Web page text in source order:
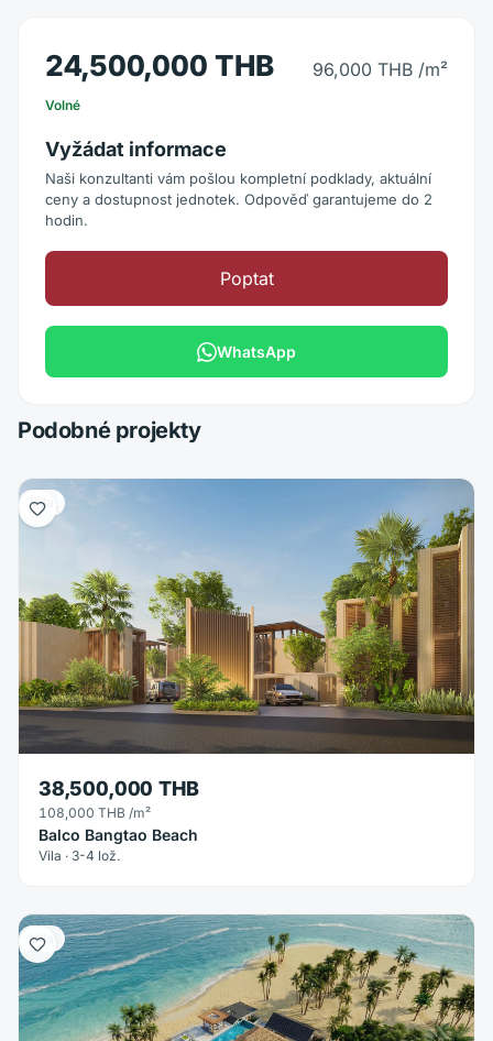
24,500,000 THB 96,000 THB /m²
Volné
Vyžádat informace
Naši konzultanti vám pošlou kompletní podklady, aktuální
ceny a dostupnost jednotek. Odpověď garantujeme do 2
hodin.
Poptat
WhatsApp
Podobné projekty
Vila
38,500,000 THB
108,000 THB /m²
Balco Bangtao Beach
Vila · 3-4 lož.
Vila